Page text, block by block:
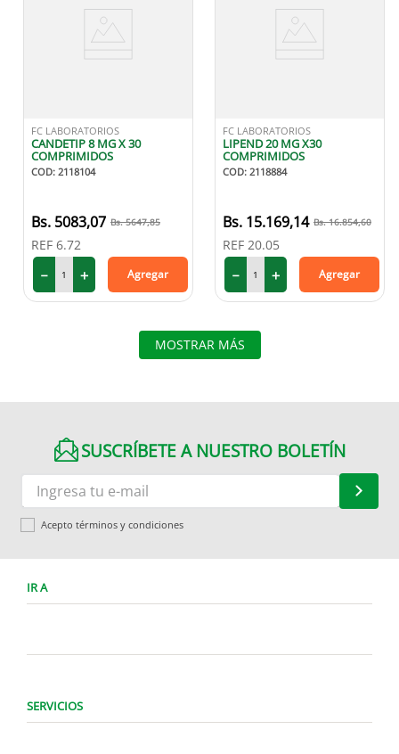
FC LABORATORIOS
CANDETIP 8 MG X 30
COMPRIMIDOS
COD: 2118104
5083,07 5647,85
REF 6.72
＋
－ Agregar
FC LABORATORIOS
LIPEND 20 MG X30
COMPRIMIDOS
COD: 2118884
15.169,14 16.854,60
REF 20.05
＋
－ Agregar
MOSTRAR MÁS
SUSCRÍBETE A NUESTRO BOLETÍN
Acepto términos y condiciones
IR A
SERVICIOS